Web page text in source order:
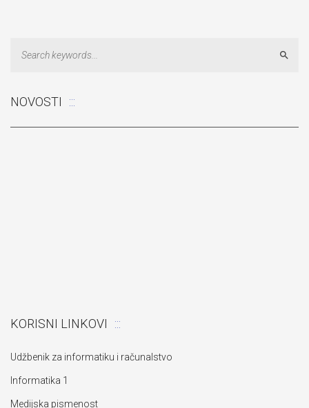
NOVOSTI
KORISNI LINKOVI
Udžbenik za informatiku i računalstvo
Informatika 1
Medijska pismenost